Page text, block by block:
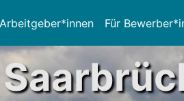
Für